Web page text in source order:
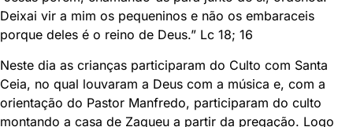
Deixai vir a mim os pequeninos e não os embaraceis
porque deles é o reino de Deus.” Lc 18; 16
Neste dia as crianças participaram do Culto com Santa
Ceia, no qual louvaram a Deus com a música e, com a
orientação do Pastor Manfredo, participaram do culto
montando a casa de Zaqueu a partir da pregação. Logo